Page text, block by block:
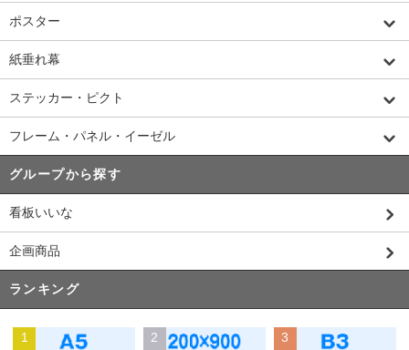
ポスター
紙垂れ幕
ステッカー・ピクト
フレーム・パネル・イーゼル
グループから探す
看板いいな
企画商品
ランキング
1 2 3